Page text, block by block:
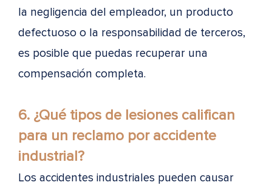
la negligencia del empleador, un producto
defectuoso o la responsabilidad de terceros,
es posible que puedas recuperar una
compensación completa.
6. ¿Qué tipos de lesiones califican
para un reclamo por accidente
industrial?
Los accidentes industriales pueden causar